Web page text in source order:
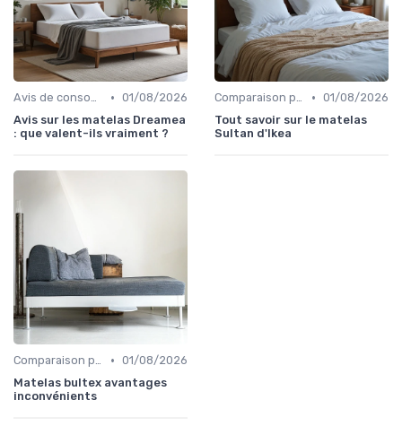
Avis de consommateurs • 01/08/2026
Avis sur les matelas Dreamea
: que valent-ils vraiment ?
Comparaison par marque • 01/08/2026
Tout savoir sur le matelas
Sultan d'Ikea
Comparaison par marque • 01/08/2026
Matelas bultex avantages
inconvénients